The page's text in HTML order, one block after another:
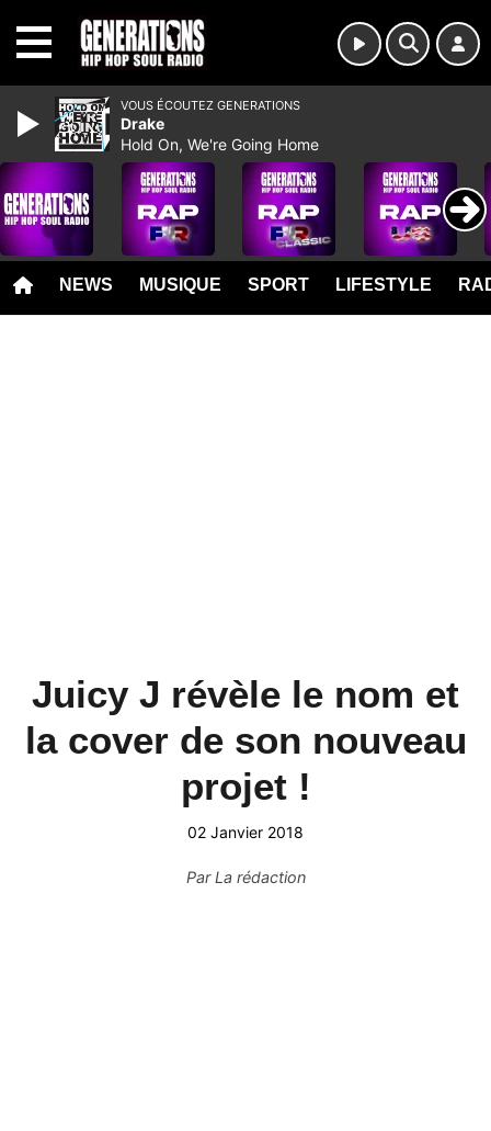
NEWS MUSIQUE SPORT LIFESTYLE
Juicy J révèle le nom et
la cover de son nouveau
projet !
02 Janvier 2018
ParLa rédaction
VOUS ÉCOUTEZ GENERATIONS
Drake
Hold On, We're Going Home